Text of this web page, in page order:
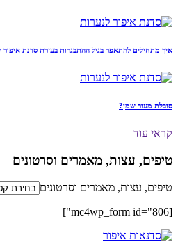
איך מתחילים להתאפר בגיל ההתבגרות בעזרת סדנת איפור
סובלת מעור שמן?
קראי עוד
טיפים, עצות, מאמרים וסרטונים
טיפים, עצות, מאמרים וסרטונים
[mc4wp_form id="806"]